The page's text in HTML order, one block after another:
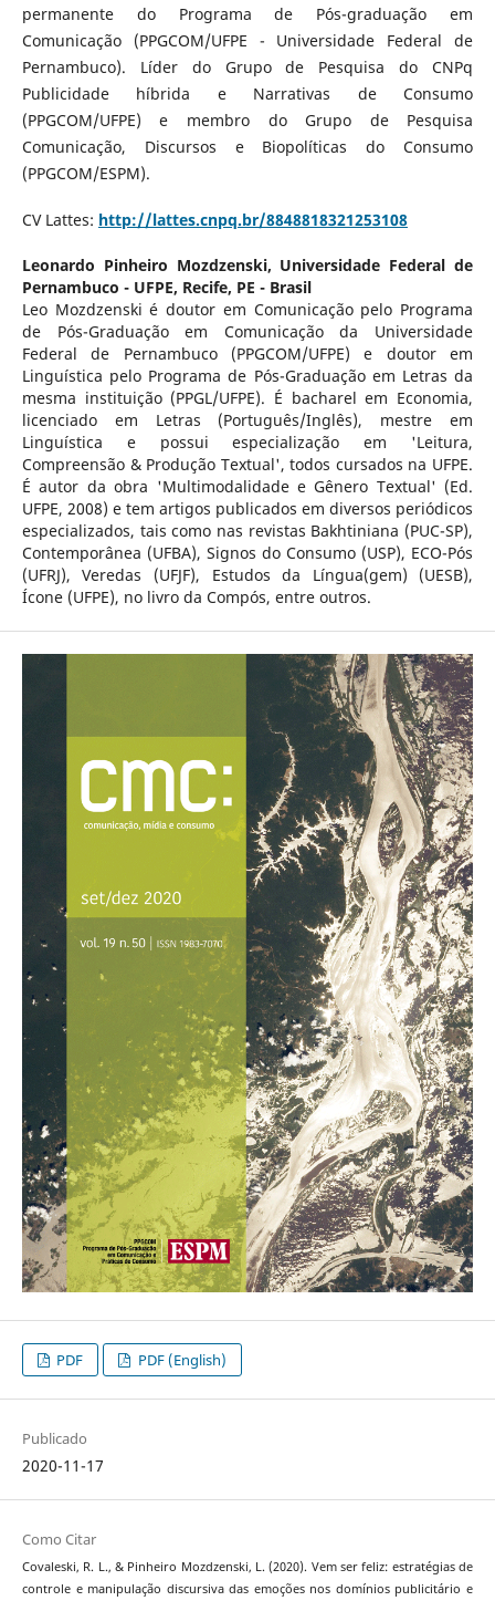
permanente do Programa de Pós-graduação em
Comunicação (PPGCOM/UFPE - Universidade Federal de
Pernambuco). Líder do Grupo de Pesquisa do CNPq
Publicidade híbrida e Narrativas de Consumo
(PPGCOM/UFPE) e membro do Grupo de Pesquisa
Comunicação, Discursos e Biopolíticas do Consumo
(PPGCOM/ESPM).
CV Lattes: http://lattes.cnpq.br/8848818321253108
Leonardo Pinheiro Mozdzenski, Universidade Federal de
Pernambuco - UFPE, Recife, PE - Brasil
Leo Mozdzenski é doutor em Comunicação pelo Programa
de Pós-Graduação em Comunicação da Universidade
Federal de Pernambuco (PPGCOM/UFPE) e doutor em
Linguística pelo Programa de Pós-Graduação em Letras da
mesma instituição (PPGL/UFPE). É bacharel em Economia,
licenciado em Letras (Português/Inglês), mestre em
Linguística e possui especialização em 'Leitura,
Compreensão & Produção Textual', todos cursados na UFPE.
É autor da obra 'Multimodalidade e Gênero Textual' (Ed.
UFPE, 2008) e tem artigos publicados em diversos periódicos
especializados, tais como nas revistas Bakhtiniana (PUC-SP),
Contemporânea (UFBA), Signos do Consumo (USP), ECO-Pós
(UFRJ), Veredas (UFJF), Estudos da Língua(gem) (UESB),
Ícone (UFPE), no livro da Compós, entre outros.
PDF PDF (English)
Publicado
2020-11-17
Como Citar
Covaleski, R. L., & Pinheiro Mozdzenski, L. (2020). Vem ser feliz: estratégias de
controle e manipulação discursiva das emoções nos domínios publicitário e